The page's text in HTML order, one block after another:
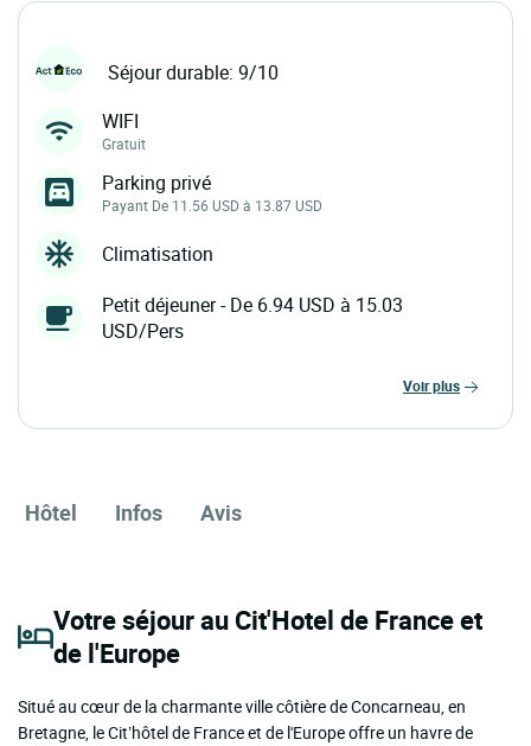
Séjour durable: 9/10
WIFI
Gratuit
Parking privé
Payant De 11.56 USD à 13.87 USD
Climatisation
Petit déjeuner - De 6.94 USD à 15.03
USD/Pers
voir plus
Hôtel Infos Avis
Votre séjour au Cit'Hotel de France et
de l'Europe
Situé au cœur de la charmante ville côtière de Concarneau, en
Bretagne, le Cit’hôtel de France et de l'Europe offre un havre de